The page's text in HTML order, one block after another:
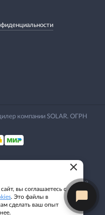
компании SOLAR. ОГРН
характер. Все
офертой, определяемой
свяжитесь с нашим
×
вы соглашаетесь с
. Это файлы в
сделать ваш опыт